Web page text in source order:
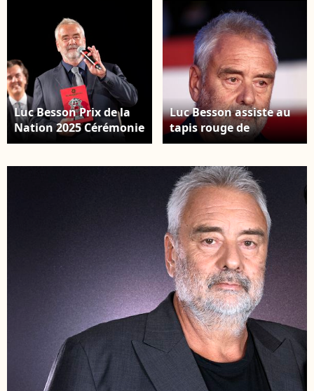
chasseurs ayant tué un cerf Le cinéaste français
Luc Besson - Arrivée des invités au dîner d'Etat en
l'honneur du président chinois Xi Jinping et de sa
femme la Première Dame Peng Liyuan au palais
présidentiel de l'Elysée à Paris, France. Stéphane
Lemouton / Bestimage
Luc Besson Prix de la
Nation 2025 Cérémonie
de remise des prix au
Luc Besson assiste au
tapis rouge de
"Dracula (Dracula -
de la 20ème édition du
festival du film de
Rome à l'Auditorium
Parco Della Musica. ( ©
PacificPressAgency /
Bestimage